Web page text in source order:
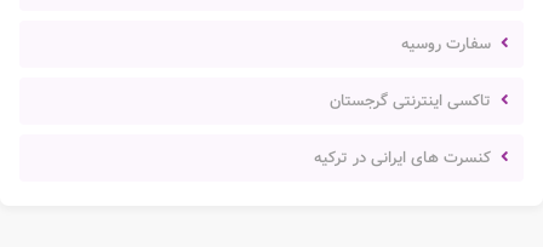
سفارت روسیه
تاکسی اینترنتی گرجستان
کنسرت های ایرانی در ترکیه